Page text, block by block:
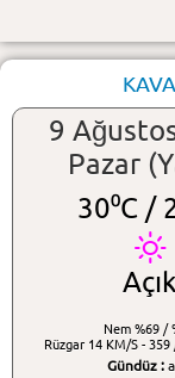
9
Pazar
30⁰C /
Açık
Nem %69 /
Rüzgar 14 KM/S - 359
Gündüz :